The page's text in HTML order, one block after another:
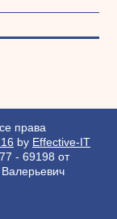
права
by Effective-IT
- 69198 от